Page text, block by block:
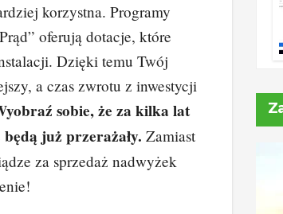
korzystna. Programy
oferują dotacje, które
Dzięki temu Twój
a czas zwrotu z inwestycji
sobie, że za kilka lat
już przerażały. Zamiast
za sprzedaż nadwyżek